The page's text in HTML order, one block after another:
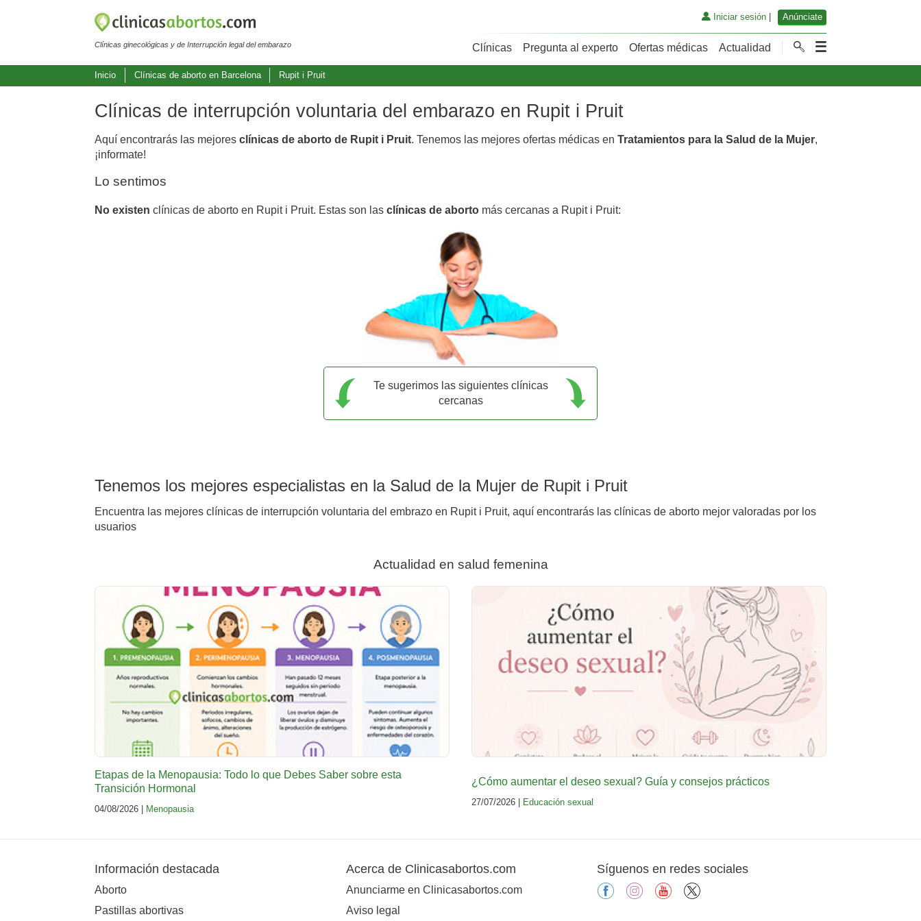
Clínicas ginecológicas y de Interrupción legal del embarazo
Iniciar sesión| Anúnciate
Clínicas Pregunta al experto Ofertas médicas Actualidad
Inicio Clínicas de aborto en Barcelona Rupit i Pruit
Clínicas de interrupción voluntaria del embarazo en Rupit i Pruit
Aquí encontrarás las mejores clínicas de aborto de Rupit i Pruit. Tenemos las mejores ofertas médicas en Tratamientos para la Salud de la Mujer,
¡informate!
Lo sentimos
No existen clínicas de aborto en Rupit i Pruit. Estas son las clínicas de aborto más cercanas a Rupit i Pruit:
Te sugerimos las siguientes clínicas
cercanas
Tenemos los mejores especialistas en la Salud de la Mujer de Rupit i Pruit
Encuentra las mejores clínicas de interrupción voluntaria del embrazo en Rupit i Pruit, aquí encontrarás las clínicas de aborto mejor valoradas por los
usuarios
Actualidad en salud femenina
Etapas de la Menopausia: Todo lo que Debes Saber sobre esta
Transición Hormonal
04/08/2026 | Menopausia
¿Cómo aumentar el deseo sexual? Guía y consejos prácticos
27/07/2026 | Educación sexual
Información destacada
Aborto
Pastillas abortivas
Acerca de Clinicasabortos.com
Anunciarme en Clinicasabortos.com
Aviso legal
Síguenos en redes sociales
facebookinstagramyoutube